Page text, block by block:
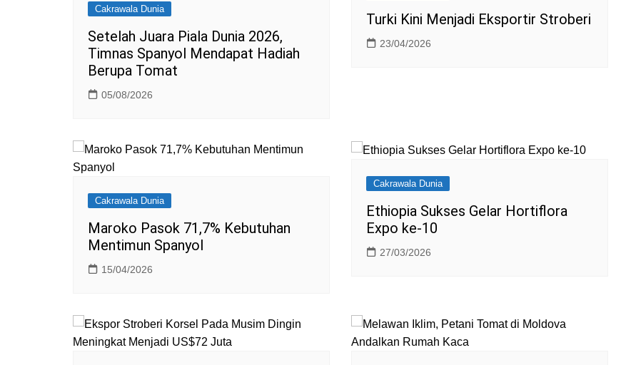
Cakrawala Dunia
Setelah Juara Piala Dunia 2026,
Timnas Spanyol Mendapat Hadiah
Berupa Tomat
05/08/2026
Turki Kini Menjadi Eksportir Stroberi
23/04/2026
Cakrawala Dunia
Maroko Pasok 71,7% Kebutuhan
Mentimun Spanyol
15/04/2026
Cakrawala Dunia
Ethiopia Sukses Gelar Hortiflora
Expo ke-10
27/03/2026